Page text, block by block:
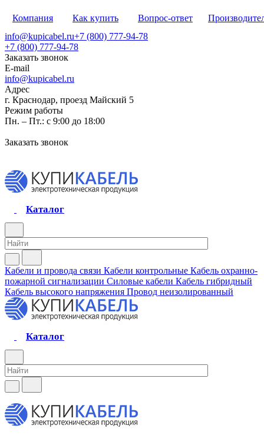
Компания Как купить Вопрос-ответ
info@kupicabel.ru+7 (800) 777-94-78
+7 (800) 777-94-78
Заказать звонок
E-mail
info@kupicabel.ru
Адрес
г. Краснодар, проезд Майский 5
Режим работы
Пн. – Пт.: с 9:00 до 18:00
Заказать звонок
Каталог
Кабели и провода связи Кабели контрольные Кабель охранно-
пожарной сигнализации Силовые кабели Кабель гибридный
Кабель высокого напряжения Провод неизолированный
Каталог